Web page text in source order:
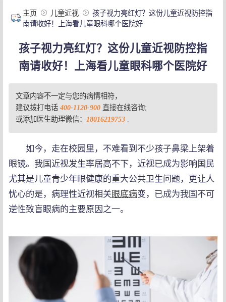
主页 儿童近视
孩子视力亮红灯？这份儿童近视防控指
南请收好！上海看儿童眼科哪个医院好
孩子视力亮红灯？这份儿童近视防控指
南请收好！上海看儿童眼科哪个医院好
文章内容不一定与您的病情相符，
建议拨打电话400-1120-900 直接在线咨询;
或添加医生助理微信：18016219753 .
如今，走在校园里，不难看到不少孩子鼻梁上架着
眼镜。我国近视发生率居高不下，近视已成为影响国民
尤其是儿童青少年眼健康的重大公共卫生问题，更让人
忧心的是，病理性近视相关眼底病变，已成为我国不可
逆性致盲眼病的主要原因之一。